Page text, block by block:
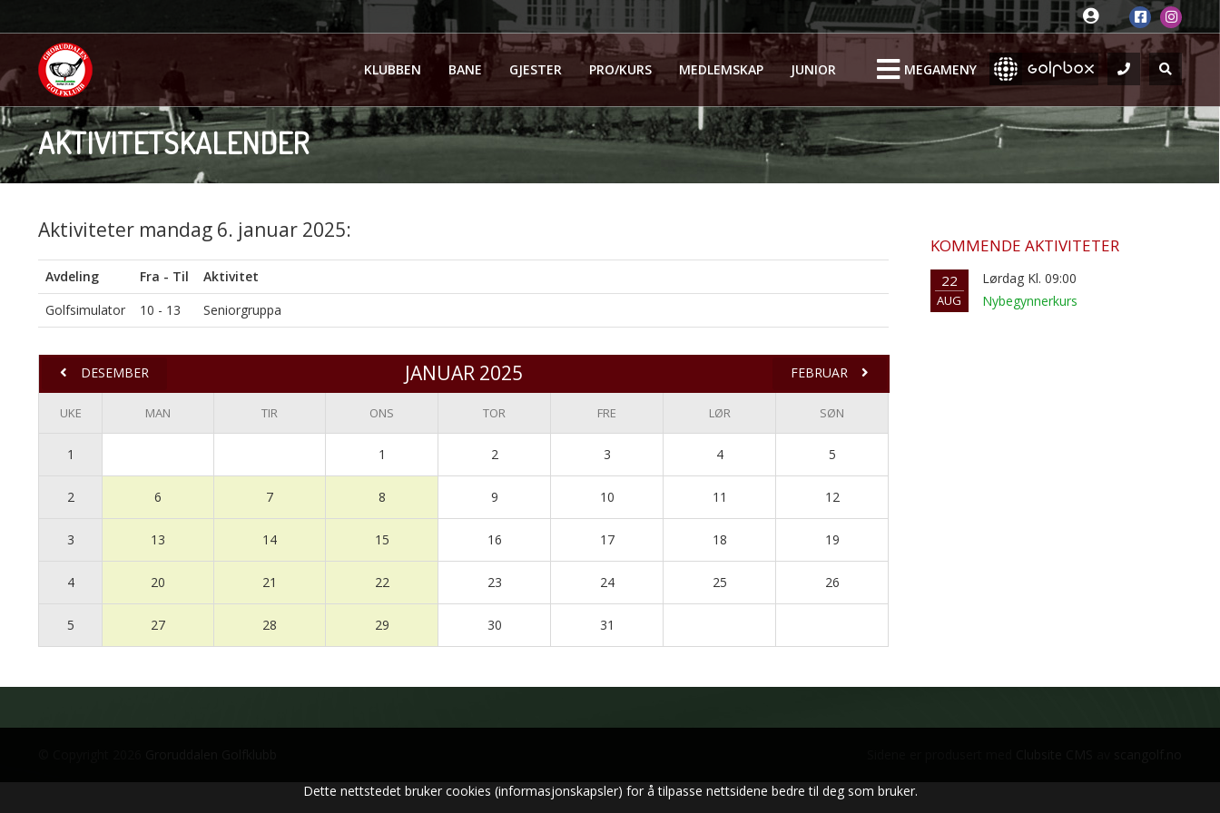
AKTIVITETSKALENDER
KLUBBEN BANE GJESTER PRO/KURS MEDLEMSKAP JUNIOR MEGAMENY
Aktiviteter mandag 6. januar 2025:
Avdeling Fra - Til
Aktivitet
Golfsimulator
10 - 13 Seniorgruppa
DESEMBER FEBRUAR
JANUAR 2025
UKE MAN TIR ONS TOR FRE LØR SØN
1 1 2 3 4 5
2 6 7 8 9 10 11 12
3 13 14 15 16 17 18 19
4 20 21 22 23 24 25 26
5 27 28 29 30 31
KOMMENDE AKTIVITETER
22
AUG
Lørdag Kl. 09:00
Nybegynnerkurs
Dette nettstedet bruker cookies (informasjonskapsler) for å tilpasse nettsidene bedre til deg som bruker.